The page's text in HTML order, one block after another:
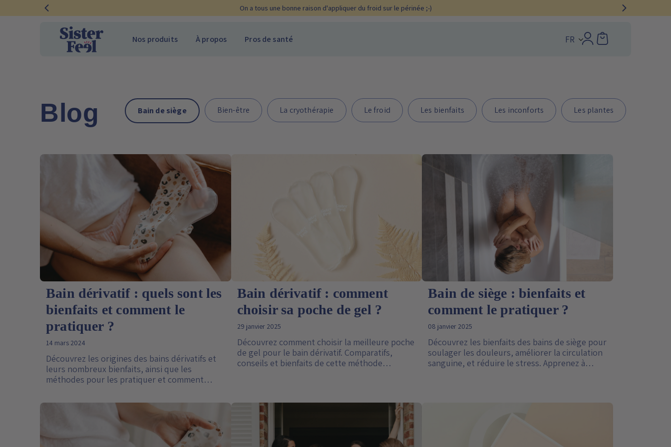
On a tous une bonne raison d'appliquer du froid sur le périnée ;-)
Nos produits À propos Pros de santé FR
Blog Bain de siège Bien-être La cryothérapie Le froid Les bienfaits Les inconforts Les plantes
Bain dérivatif : quels sont les
bienfaits et comment le
pratiquer ?
14 mars 2024
Découvrez les origines des bains dérivatifs et
leurs nombreux bienfaits, ainsi que les
méthodes pour les pratiquer et comment
notre quotidien.
Bain dérivatif : comment
choisir sa poche de gel ?
29 janvier 2025
Découvrez comment choisir la meilleure poche
de gel pour le bain dérivatif. Comparatifs,
conseils et bienfaits de cette méthode
Bain de siège : bienfaits et
comment le pratiquer ?
08 janvier 2025
Découvrez les bienfaits des bains de siège pour
soulager les douleurs, améliorer la circulation
sanguine, et réduire le stress. Apprenez à